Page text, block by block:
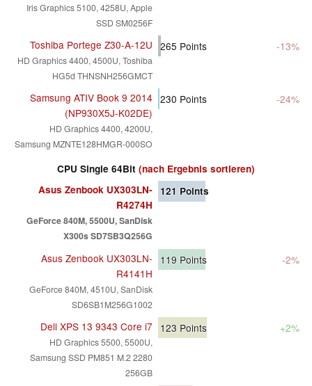
Iris Graphics 5100, 4258U, Apple
SSD SM0256F
Toshiba Portege Z30-A-12U
HD Graphics 4400, 4500U, Toshiba
HG5d THNSNH256GMCT
265 Points -13%
Samsung ATIV Book 9 2014
(NP930X5J-K02DE)
HD Graphics 4400, 4200U,
Samsung MZNTE128HMGR-000SO
230 Points -24%
CPU Single 64Bit (nach Ergebnis sortieren)
Asus Zenbook UX303LN-
R4274H
GeForce 840M, 5500U, SanDisk
X300s SD7SB3Q256G
121 Points
Asus Zenbook UX303LN-
R4141H
GeForce 840M, 4510U, SanDisk
SD6SB1M256G1002
119 Points -2%
Dell XPS 13 9343 Core i7
HD Graphics 5500, 5500U,
Samsung SSD PM851 M.2 2280
256GB
123 Points +2%